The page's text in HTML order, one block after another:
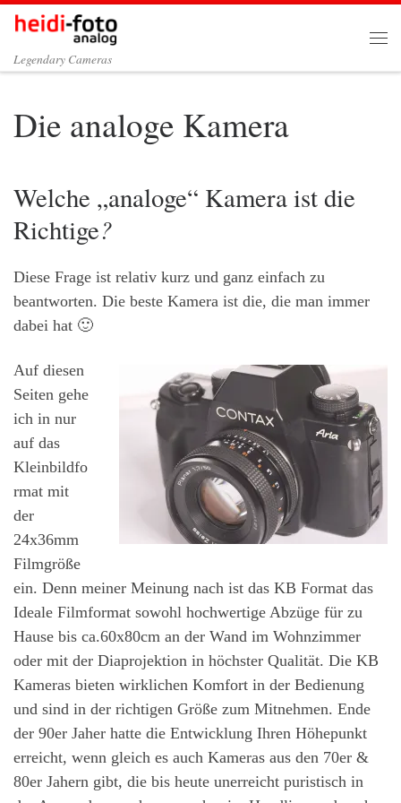
Zum Inhalt springen
Legendary Cameras
Die analoge Kamera
Welche „analoge“ Kamera ist die
Richtige?
Diese Frage ist relativ kurz und ganz einfach zu
beantworten. Die beste Kamera ist die, die man immer
dabei hat 🙂
Auf diesen
Seiten gehe
ich in nur
auf das
Kleinbildfo
rmat mit
der
24x36mm
Filmgröße
ein. Denn meiner Meinung nach ist das KB Format das
Ideale Filmformat sowohl hochwertige Abzüge für zu
Hause bis ca.60x80cm an der Wand im Wohnzimmer
oder mit der Diaprojektion in höchster Qualität. Die KB
Kameras bieten wirklichen Komfort in der Bedienung
und sind in der richtigen Größe zum Mitnehmen. Ende
der 90er Jaher hatte die Entwicklung Ihren Höhepunkt
erreicht, wenn gleich es auch Kameras aus den 70er &
80er Jahern gibt, die bis heute unerreicht puristisch in